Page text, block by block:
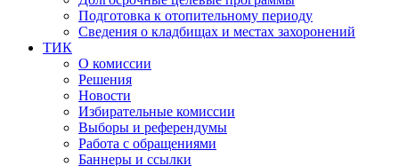
Подготовка к отопительному периоду
Сведения о кладбищах и местах захоронений
ТИК
О комиссии
Решения
Новости
Избирательные комиссии
Выборы и референдумы
Работа с обращениями
Баннеры и ссылки